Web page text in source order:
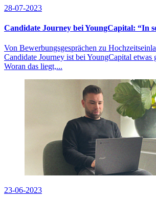
28-07-2023
Candidate Journey bei YoungCapital: “In
Von Bewerbungsgesprächen zu
Candidate Journey ist bei YoungCapital etwas
Woran das liegt,...
23-06-2023